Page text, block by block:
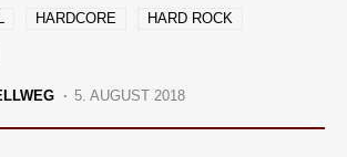
HARDCORE
HARD ROCK
5. AUGUST 2018